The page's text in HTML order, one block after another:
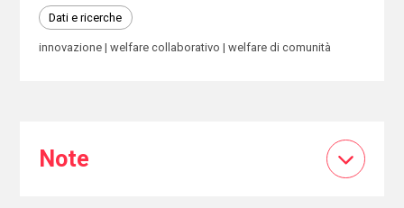
Dati e ricerche
innovazione welfare collaborativo welfare di comunità
Note